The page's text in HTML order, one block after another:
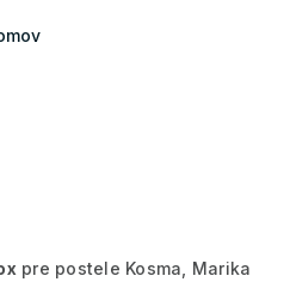
pre postele Kosma, Marika